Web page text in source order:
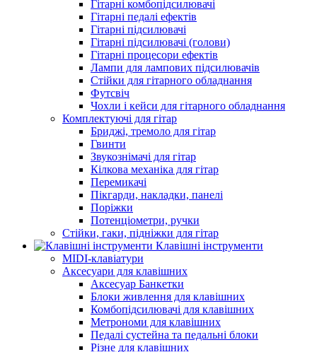
Гітарні комбопідсилювачі
Гітарні педалі ефектів
Гітарні підсилювачі
Гітарні підсилювачі (голови)
Гітарні процесори ефектів
Лампи для лампових підсилювачів
Стійки для гітарного обладнання
Футсвіч
Чохли і кейси для гітарного обладнання
Комплектуючі для гітар
Бриджі, тремоло для гітар
Гвинти
Звукознімачі для гітар
Кілкова механіка для гітар
Перемикачі
Пікгарди, накладки, панелі
Поріжки
Потенціометри, ручки
Стійки, гаки, підніжки для гітар
Клавішні інструменти
MIDI-клавіатури
Аксесуари для клавішних
Аксесуар Банкетки
Блоки живлення для клавішних
Комбопідсилювачі для клавішних
Метрономи для клавішних
Педалі сустейна та педальні блоки
Різне для клавішних